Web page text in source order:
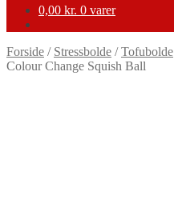
0,00 kr. 0 varer
Forside / Stressbolde /Tofubolde
Colour Change Squish Ball